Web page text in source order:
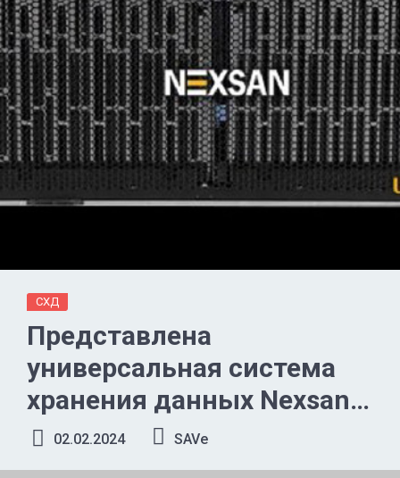
СХД
Представлена
универсальная система
хранения данных Nexsan
Unity NV6000
02.02.2024 SAVe